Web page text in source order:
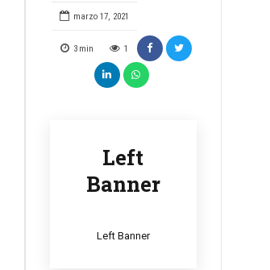
marzo 17, 2021
3 min 1
Left
Banner
Left Banner